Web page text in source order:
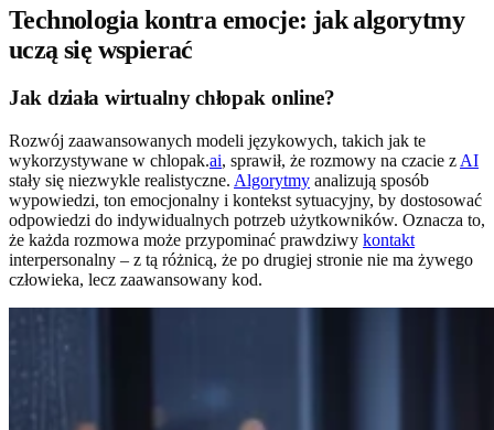
Technologia kontra emocje: jak algorytmy
uczą się wspierać
Jak działa wirtualny chłopak online?
Rozwój zaawansowanych modeli językowych, takich jak te
wykorzystywane w chlopak.ai, sprawił, że rozmowy na czacie z AI
stały się niezwykle realistyczne. Algorytmy analizują sposób
wypowiedzi, ton emocjonalny i kontekst sytuacyjny, by dostosować
odpowiedzi do indywidualnych potrzeb użytkowników. Oznacza to,
że każda rozmowa może przypominać prawdziwy kontakt
interpersonalny – z tą różnicą, że po drugiej stronie nie ma żywego
człowieka, lecz zaawansowany kod.